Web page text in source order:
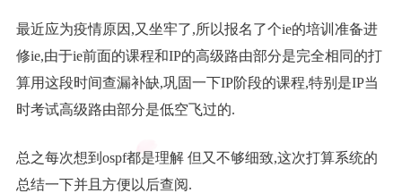
最近应为疫情原因,又坐牢了,所以报名了个ie的培训准备进
修ie,由于ie前面的课程和IP的高级路由部分是完全相同的打
算用这段时间查漏补缺,巩固一下IP阶段的课程,特别是IP当
时考试高级路由部分是低空飞过的.
总之每次想到ospf都是理解 但又不够细致,这次打算系统的
总结一下并且方便以后查阅.